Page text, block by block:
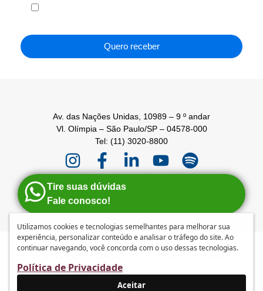
Quero receber
Av. das Nações Unidas, 10989 – 9 º andar
Vl. Olímpia – São Paulo/SP – 04578-000
Tel: (11) 3020-8800
Tire suas dúvidas
Fale conosco!
Guia de Franquias ABF
Política de privacidade e
tratamento de dados pessoais
Utilizamos cookies e tecnologias semelhantes para melhorar sua
experiência, personalizar conteúdo e analisar o tráfego do site. Ao
continuar navegando, você concorda com o uso dessas tecnologias.
Política de Privacidade
Aceitar